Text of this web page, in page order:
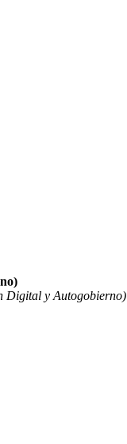
Digital y Autogobierno)